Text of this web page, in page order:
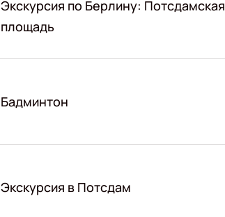
Экскурсия по Берлину: Потсдамская
площадь
Бадминтон
Экскурсия в Потсдам